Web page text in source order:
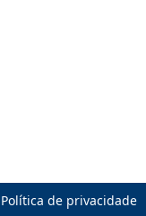
Política de privacidade